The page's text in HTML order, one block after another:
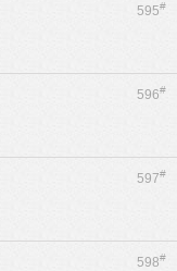
595#
596#
597#
598#